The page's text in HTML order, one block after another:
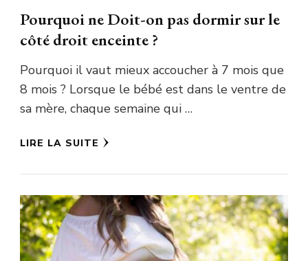
Pourquoi ne Doit-on pas dormir sur le
côté droit enceinte ?
Pourquoi il vaut mieux accoucher à 7 mois que
8 mois ? Lorsque le bébé est dans le ventre de
sa mère, chaque semaine qui …
LIRE LA SUITE